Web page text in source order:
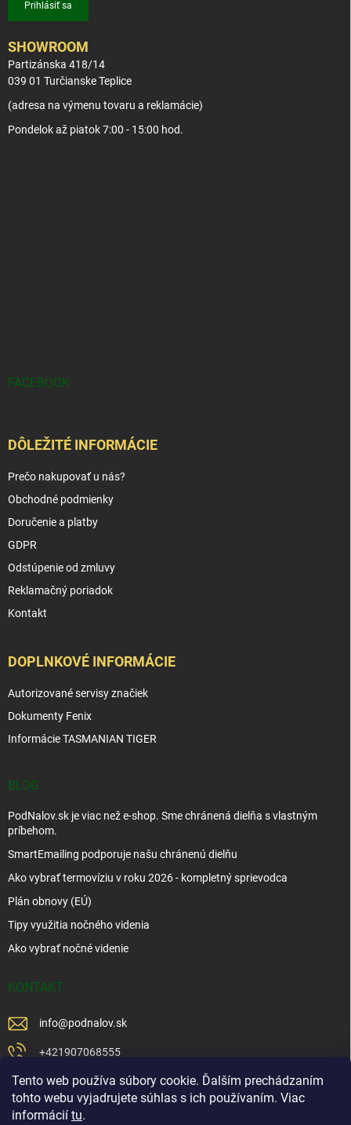
Tento web používa súbory cookie. Ďalším prechádzaním
tohto webu vyjadrujete súhlas s ich používaním. Viac
informácií tu.
Prihlásiť sa
SHOWROOM
Partizánska 418/14
039 01 Turčianske Teplice
(adresa na výmenu tovaru a reklamácie)
Pondelok až piatok 7:00 - 15:00 hod.
FACEBOOK
DÔLEŽITÉ INFORMÁCIE
Prečo nakupovať u nás?
Obchodné podmienky
Doručenie a platby
GDPR
Odstúpenie od zmluvy
Reklamačný poriadok
Kontakt
DOPLNKOVÉ INFORMÁCIE
Autorizované servisy značiek
Dokumenty Fenix
Informácie TASMANIAN TIGER
BLOG
PodNalov.sk je viac než e-shop. Sme chránená dielňa s vlastným
príbehom.
SmartEmailing podporuje našu chránenú dielňu
Ako vybrať termovíziu v roku 2026 - kompletný sprievodca
Plán obnovy (EÚ)
Tipy využitia nočného videnia
Ako vybrať nočné videnie
KONTAKT
info@podnalov.sk
+421907068555
+421902479599
https://www.facebook.com/www.podnalov.sk